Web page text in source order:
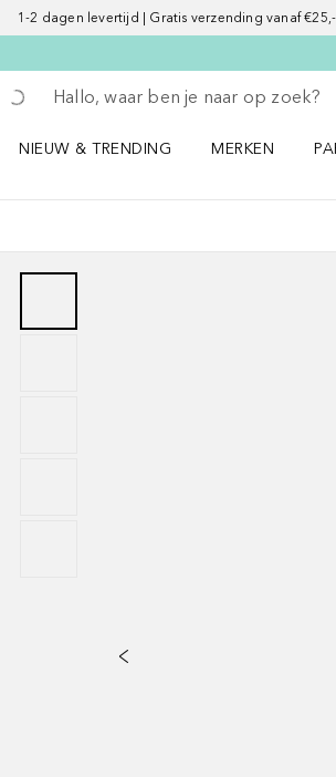
1-2 dagen levertijd | Gratis verzending vanaf
Ga terug
Zoekopdracht uitvoeren
NIEUW & TRENDING
MERKEN